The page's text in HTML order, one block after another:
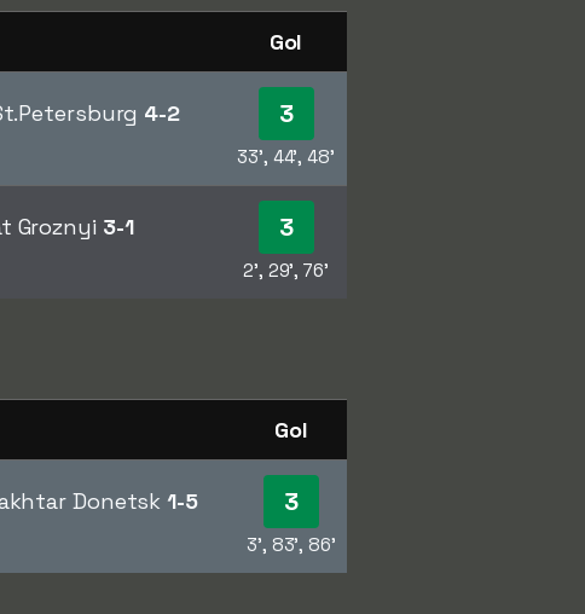
Gol
4-2 3
33', 44', 48'
Groznyi 3-1 3
2', 29', 76'
Gol
Donetsk1-5 3
3', 83', 86'